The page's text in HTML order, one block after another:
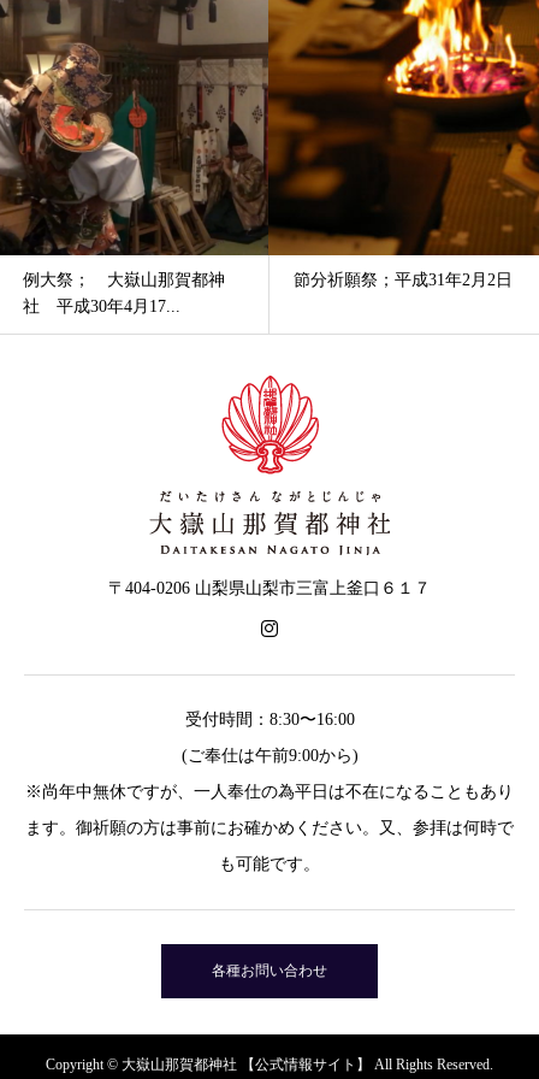
節分祈願祭；平成31年2月2日
紅葉薪祭； 大嶽山那賀
〒404-0206 山梨県山梨市三富上釜口６１７
受付時間：8:30〜16:00
(ご奉仕は午前9:00から)
※尚年中無休ですが、一人奉仕の為平日は不在になることもあり
ます。御祈願の方は事前にお確かめください。又、参拝は何時で
も可能です。
各種お問い合わせ
Copyright © 大嶽山那賀都神社 【公式情報サイト】 All Rights Reserved.